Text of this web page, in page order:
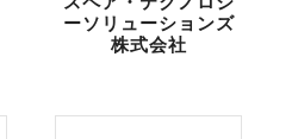
ーソリューションズ
株式会社